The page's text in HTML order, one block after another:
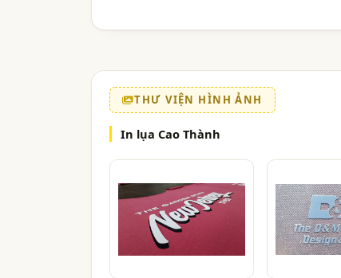
THƯ VIỆN HÌNH ẢNH
In lụa Cao Thành